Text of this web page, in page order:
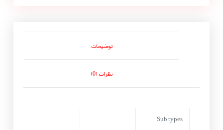
توضیحات
نظرات (0)
Sub types